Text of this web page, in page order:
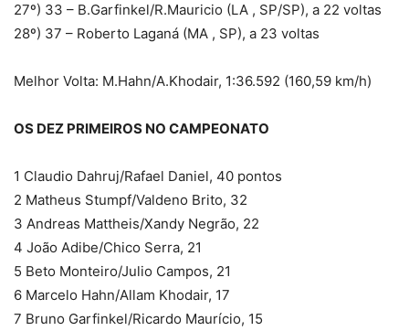
27º) 33 – B.Garfinkel/R.Mauricio (LA , SP/SP), a 22 voltas
28º) 37 – Roberto Laganá (MA , SP), a 23 voltas
Melhor Volta: M.Hahn/A.Khodair, 1:36.592 (160,59 km/h)
OS DEZ PRIMEIROS NO CAMPEONATO
1 Claudio Dahruj/Rafael Daniel, 40 pontos
2 Matheus Stumpf/Valdeno Brito, 32
3 Andreas Mattheis/Xandy Negrão, 22
4 João Adibe/Chico Serra, 21
5 Beto Monteiro/Julio Campos, 21
6 Marcelo Hahn/Allam Khodair, 17
7 Bruno Garfinkel/Ricardo Maurício, 15